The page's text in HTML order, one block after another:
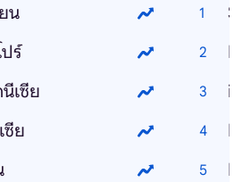
น
ร์
เซีย
ซีย